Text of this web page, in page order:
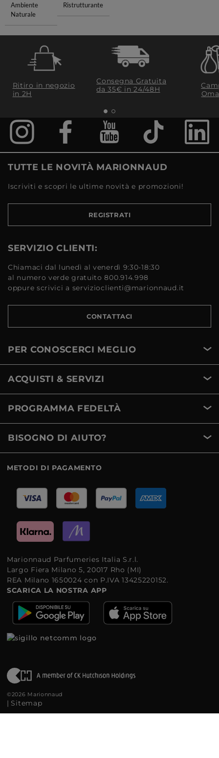
Ambiente
Naturale
Ristrutturante
Ritiro in negozio
in 2H
Consegna Gratuita
da 35€​ in 24/48H
TUTTE LE NOVITÀ MARIONNAUD
Iscriviti e scopri le ultime novità e promozioni!
REGISTRATI
SERVIZIO CLIENTI:
Chiamaci dal lunedì al venerdì 9:30-18:30
al numero verde gratuito 800.914.998
oppure scrivici a servizioclienti@marionnaud.it
CONTATTACI
PER CONOSCERCI MEGLIO
ACQUISTI & SERVIZI
PROGRAMMA FEDELTÀ
BISOGNO DI AIUTO?
METODI DI PAGAMENTO
Marionnaud Parfumeries Italia S.r.l.
Largo Fiera Milano 5, 20017 Rho (MI)
REA Milano 1650024 con P.IVA 13425220152.
SCARICA LA NOSTRA APP
©2026 Marionnaud
| Sitemap